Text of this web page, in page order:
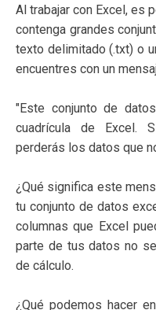
Al trabajar con Excel, es
contenga grandes
texto delimitado (.txt) o
encuentres con un
"Este conjunto de
cuadrícula de Excel.
perderás los datos que
¿Qué significa este
tu conjunto de datos
columnas que Excel
parte de tus datos no
de cálculo.
¿Qué podemos hacer